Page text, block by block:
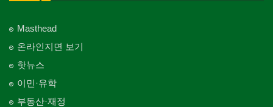
Masthead
온라인지면 보기
핫뉴스
이민·유학
부동산·재정